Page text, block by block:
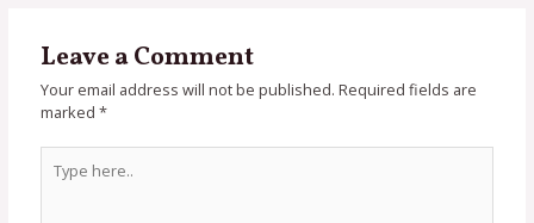
Leave a Comment
Your email address will not be published. Required fields are
marked*
here..